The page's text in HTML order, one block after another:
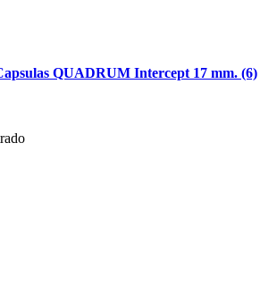
QUADRUM Intercept 17 mm. (6)